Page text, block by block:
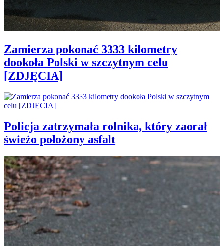
Zamierza pokonać 3333 kilometry
dookoła Polski w szczytnym celu
[ZDJĘCIA]
Policja zatrzymała rolnika, który zaorał
świeżo położony asfalt